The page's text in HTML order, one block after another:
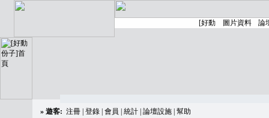
» 遊客: 注冊 登錄 會員 統計 論壇設施 幫助